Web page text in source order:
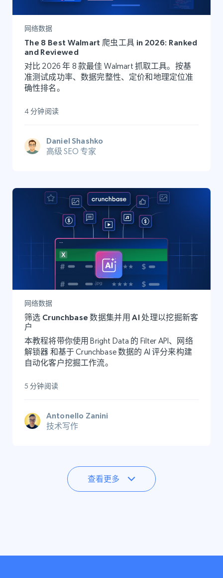
网络数据
The 8 Best Walmart 爬虫工具 in 2026: Ranked
and Reviewed
对比 2026 年 8 款最佳 Walmart 抓取工具。按基
准测试成功率、数据完整性、定价和地理定位准
确性排名。
4 分钟阅读
Daniel Shashko
高级 SEO 专家
网络数据
筛选 Crunchbase 数据集并用 AI 处理以挖掘新客
户
本教程将带你使用 Bright Data 的 Filter API、网络
解锁器 和基于 Crunchbase 数据的 AI 评分来构建
自动化客户挖掘工作流。
5 分钟阅读
Antonello Zanini
技术写作
查看更多